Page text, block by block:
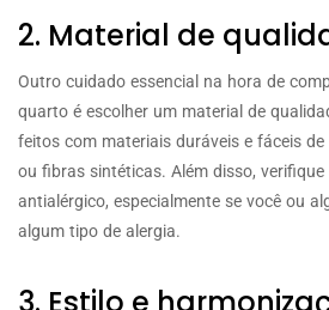
2. Material de
Outro cuidado essencial na hora de
quarto é escolher um material de
feitos com materiais duráveis e fáceis
ou fibras sintéticas. Além disso, verifique
antialérgico, especialmente se você ou
algum tipo de alergia.
3. Estilo e